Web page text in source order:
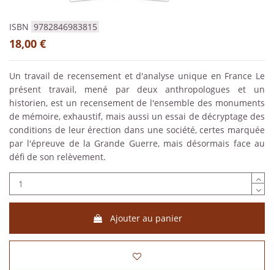
ISBN 9782846983815
18,00 €
Un travail de recensement et d'analyse unique en France Le
présent travail, mené par deux anthropologues et un
historien, est un recensement de l'ensemble des monuments
de mémoire, exhaustif, mais aussi un essai de décryptage des
conditions de leur érection dans une société, certes marquée
par l'épreuve de la Grande Guerre, mais désormais face au
défi de son relèvement.
Ajouter au panier